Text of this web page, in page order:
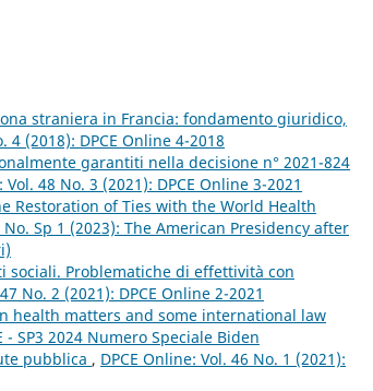
straniera in Francia: fondamento giuridico,
4 (2018): DPCE Online 4-2018
garantiti nella decisione n° 2021-824
Vol. 48 No. 3 (2021): DPCE Online 3-2021
Restoration of Ties with the World Health
No. Sp 1 (2023): The American Presidency after
Problematiche di effettività con
No. 2 (2021): DPCE Online 2-2021
health matters and some international law
- SP3 2024 Numero Speciale Biden
pubblica , DPCE Online: Vol. 46 No. 1 (2021):